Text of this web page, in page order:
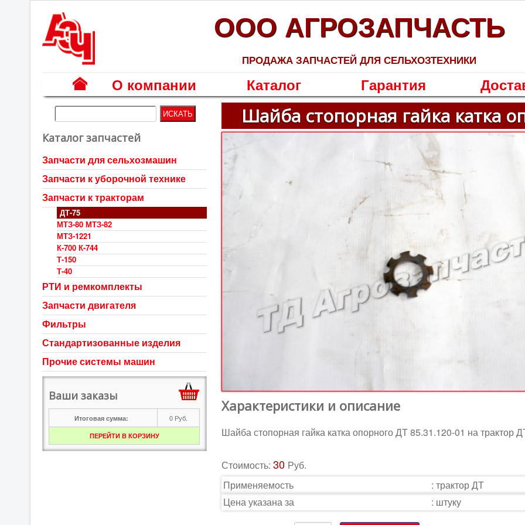
ООО АГРОЗАПЧАСТЬ
ПРОДАЖА ЗАПЧАСТЕЙ ДЛЯ СЕЛЬХОЗТЕХНИКИ
Г
л
а
в
н
а
я
О компании Каталог Гарантия
Каталог запчастей
Запчасти для сельхозмашин
Запчасти к уборочной технике
Запчасти к тракторам
ДТ-75
МТЗ-80 МТЗ-82
МТЗ-1221
К-700 К-744
Т-150
Т-40
РТИ и ремкомплекты
Запчасти двигателя
Фильтры
Стандартизованные изделия
Прочие системы машин
Ваши заказы
Итоговая сумма: 0 Руб.
ПЕРЕЙТИ В КОРЗИНУ
Шайба стопорная гайка катка
Характеристики и описание
Шайба стопорная гайка катка опорного ДТ 85.31.120-01 на трактор
Стоимость:30 Руб.
Применяемость
:трактор ДТ
Цена указана за
: штуку